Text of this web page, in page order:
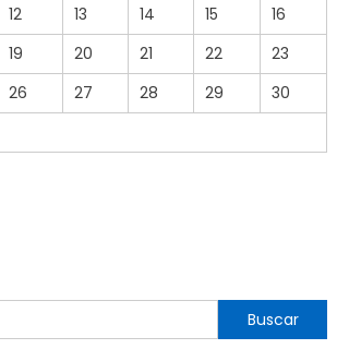
12 13 14 15
16
19 20 21 22
23
26 27 28 29
30